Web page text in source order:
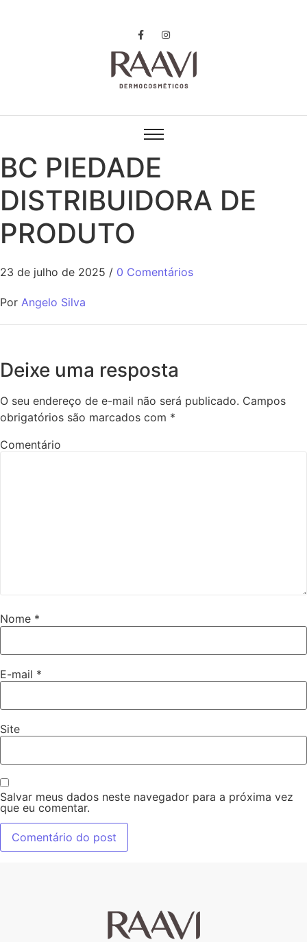
BC PIEDADE
DISTRIBUIDORA DE
PRODUTO
23 de julho de 2025 / 0 Comentários
Por Angelo Silva
Deixe uma resposta
O seu endereço de e-mail não será publicado. Campos
obrigatórios são marcados com *
Comentário
Nome *
E-mail *
Site
Salvar meus dados neste navegador para a próxima vez
que eu comentar.